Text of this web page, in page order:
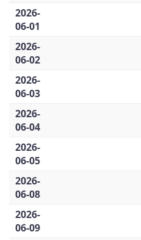
2026-
06-01
2026-
06-02
2026-
06-03
2026-
06-04
2026-
06-05
2026-
06-08
2026-
06-09